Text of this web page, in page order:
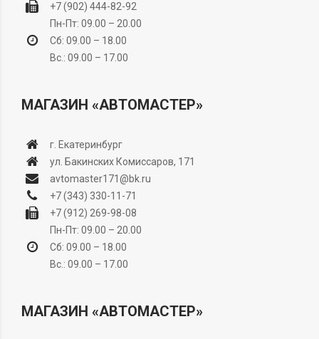
+7 (902) 444-82-92
Пн-Пт: 09.00 – 20.00
Сб: 09.00 – 18.00
Вс.: 09.00 – 17.00
МАГАЗИН «АВТОМАСТЕР»
г. Екатеринбург
ул. Бакинских Комиссаров, 171
avtomaster171@bk.ru
+7 (343) 330-11-71
+7 (912) 269-98-08
Пн-Пт: 09.00 – 20.00
Сб: 09.00 – 18.00
Вс.: 09.00 – 17.00
МАГАЗИН «АВТОМАСТЕР»